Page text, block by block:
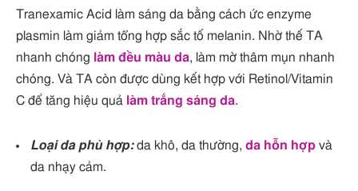
Tranexamic Acid làm sáng da bằng cách ức enzyme
plasmin làm giảm tổng hợp sắc tố melanin. Nhờ thế TA
nhanh chóng làm đều màu da, làm mờ thâm mụn nhanh
chóng. Và TA còn được dùng kết hợp với Retinol/Vitamin
C để tăng hiệu quả làm trắng sáng da.
Loại da phù hợp: da khô, da thường, da hỗn hợp và
da nhạy cảm.